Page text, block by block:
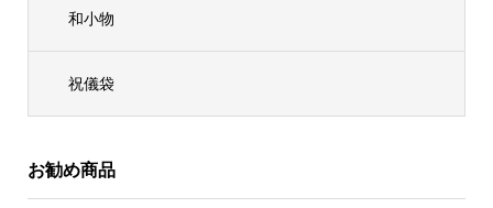
和小物
祝儀袋
お勧め商品